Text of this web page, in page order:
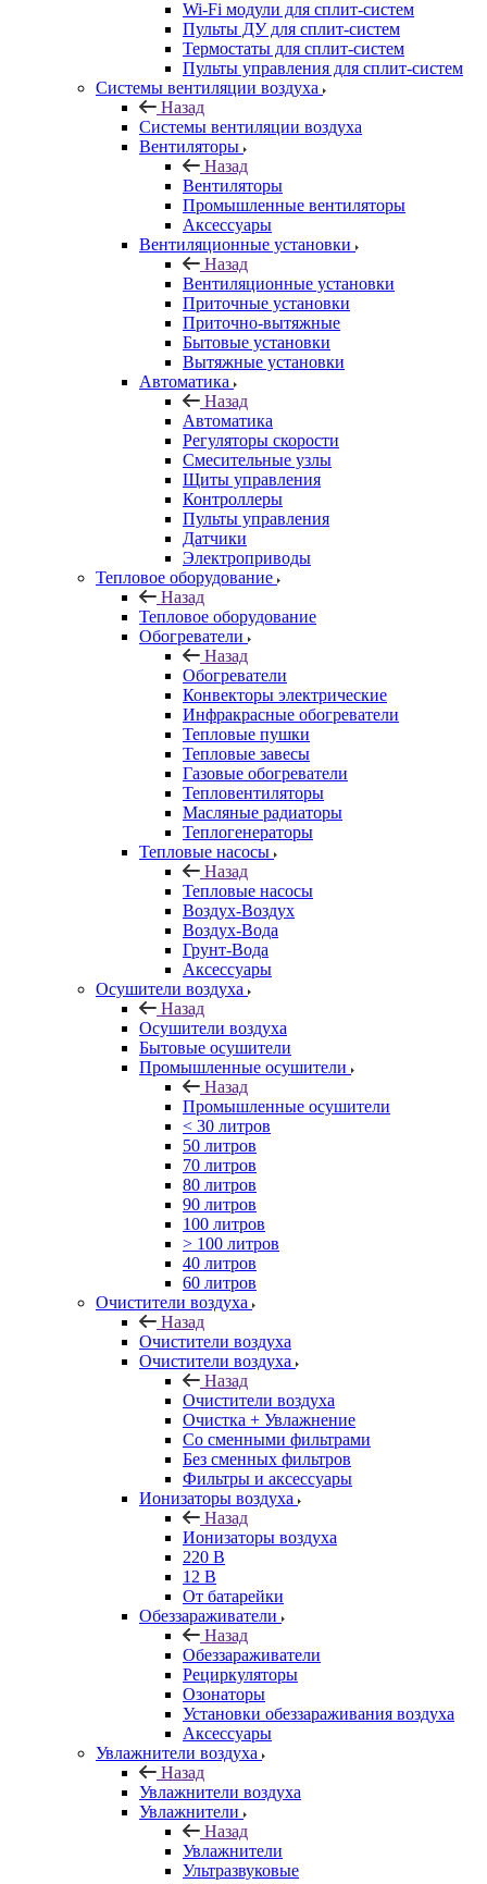
Wi-Fi модули для сплит-систем
Пульты ДУ для сплит-систем
Термостаты для сплит-систем
Пульты управления для сплит-систем
Системы вентиляции воздуха
Назад
Системы вентиляции воздуха
Вентиляторы
Назад
Вентиляторы
Промышленные вентиляторы
Аксессуары
Вентиляционные установки
Назад
Вентиляционные установки
Приточные установки
Приточно-вытяжные
Бытовые установки
Вытяжные установки
Автоматика
Назад
Автоматика
Регуляторы скорости
Смесительные узлы
Щиты управления
Контроллеры
Пульты управления
Датчики
Электроприводы
Тепловое оборудование
Назад
Тепловое оборудование
Обогреватели
Назад
Обогреватели
Конвекторы электрические
Инфракрасные обогреватели
Тепловые пушки
Тепловые завесы
Газовые обогреватели
Тепловентиляторы
Масляные радиаторы
Теплогенераторы
Тепловые насосы
Назад
Тепловые насосы
Воздух-Воздух
Воздух-Вода
Грунт-Вода
Аксессуары
Осушители воздуха
Назад
Осушители воздуха
Бытовые осушители
Промышленные осушители
Назад
Промышленные осушители
< 30 литров
50 литров
70 литров
80 литров
90 литров
100 литров
> 100 литров
40 литров
60 литров
Очистители воздуха
Назад
Очистители воздуха
Очистители воздуха
Назад
Очистители воздуха
Очистка + Увлажнение
Cо сменными фильтрами
Без сменных фильтров
Фильтры и аксессуары
Ионизаторы воздуха
Назад
Ионизаторы воздуха
220 В
12 В
От батарейки
Обеззараживатели
Назад
Обеззараживатели
Рециркуляторы
Озонаторы
Установки обеззараживания воздуха
Аксессуары
Увлажнители воздуха
Назад
Увлажнители воздуха
Увлажнители
Назад
Увлажнители
Ультразвуковые